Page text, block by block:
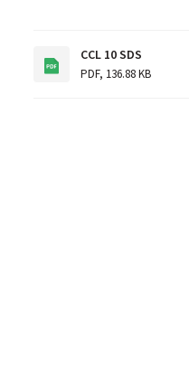
CCL 10 SDS
PDF, 136.88 KB